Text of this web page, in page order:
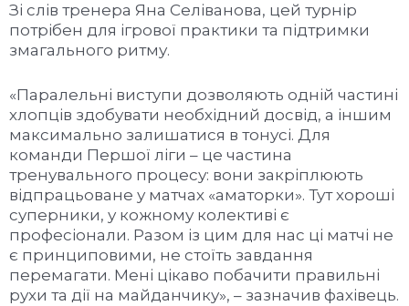
Зі слів тренера Яна Селіванова, цей турнір
потрібен для ігрової практики та підтримки
змагального ритму.
«Паралельні виступи дозволяють одній частині
хлопців здобувати необхідний досвід, а іншим
максимально залишатися в тонусі. Для
команди Першої ліги – це частина
тренувального процесу: вони закріплюють
відпрацьоване у матчах «аматорки». Тут хороші
суперники, у кожному колективі є
професіонали. Разом із цим для нас ці матчі не
є принциповими, не стоїть завдання
перемагати. Мені цікаво побачити правильні
рухи та дії на майданчику», – зазначив фахівець.